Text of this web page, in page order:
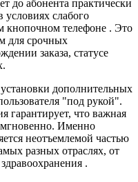
до абонента практически
условиях слабого
кнопочном телефоне . Это
для срочных
заказа, статусе
дополнительных
"под рукой".
гарантирует, что важная
мгновенно. Именно
неотъемлемой частью
разных отраслях, от
.